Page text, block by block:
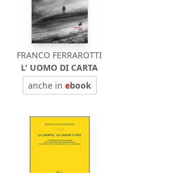
FRANCO FERRAROTTI
L' UOMO DI CARTA
anche in ebook